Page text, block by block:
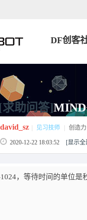
DF创客
[求助问答]
david_sz 见习技师 创造力
2020-12-22 18:03:52 [显示全
，等待时间的单位是